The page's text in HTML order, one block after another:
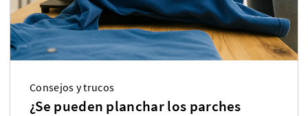
Consejos y trucos
¿Se pueden planchar los parches